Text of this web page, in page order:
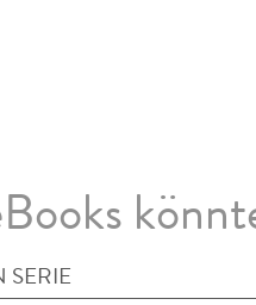
SERIE